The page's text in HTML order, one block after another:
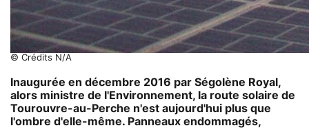
© Crédits N/A
Inaugurée en décembre 2016 par Ségolène Royal,
alors ministre de l'Environnement, la route solaire de
Tourouvre-au-Perche n'est aujourd'hui plus que
l'ombre d'elle-même. Panneaux endommagés,